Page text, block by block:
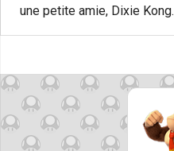
une petite amie, Dixie Kong.